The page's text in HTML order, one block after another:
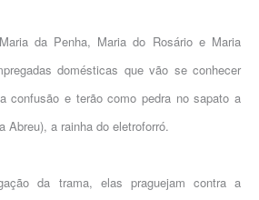
da Penha, Maria do Rosário e Maria
domésticas que vão se conhecer
confusão e terão como pedra no sapato a
Abreu), a rainha do eletroforró.
da trama, elas praguejam contra a